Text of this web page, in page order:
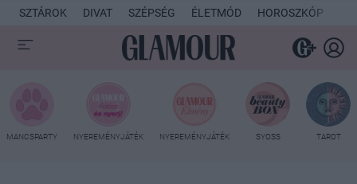
SZTÁROK DIVAT SZÉPSÉG ÉLETMÓD HOROSZKÓP
MANCSPARTY NYEREMÉNYJÁTÉK NYEREMÉNYJÁTÉK SYOSS TAROT